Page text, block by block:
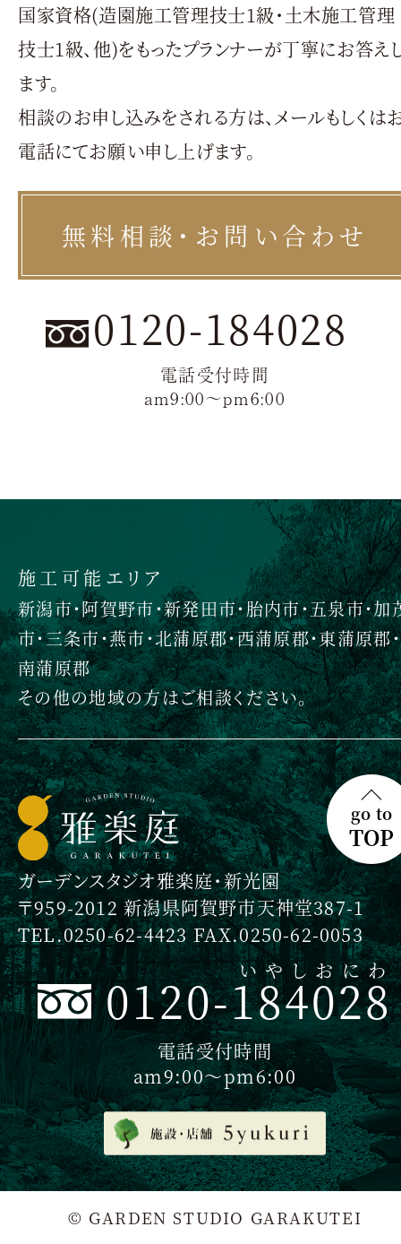
国家資格(造園施工管理技士1級・土木施工管理
技士1級、他)をもったプランナーが丁寧にお答え
ます。
相談のお申し込みをされる方は、メールもしくは
電話にてお願い申し上げます。
無料相談・お問い合わせ
0120-184028
電話受付時間
am9:00〜pm6:00
施工可能エリア
新潟市・阿賀野市・新発田市・胎内市・五泉市・加
市・三条市・燕市・北蒲原郡・西蒲原郡・東蒲原郡・
南蒲原郡
その他の地域の方はご相談ください。
ガーデンスタジオ雅楽庭・新光園
〒959-2012 新潟県阿賀野市天神堂387-1
TEL.0250-62-4423 FAX.0250-62-0053
0120-184028
いやしおにわ
電話受付時間
am9:00〜pm6:00
go to
TOP
© GARDEN STUDIO GARAKUTEI